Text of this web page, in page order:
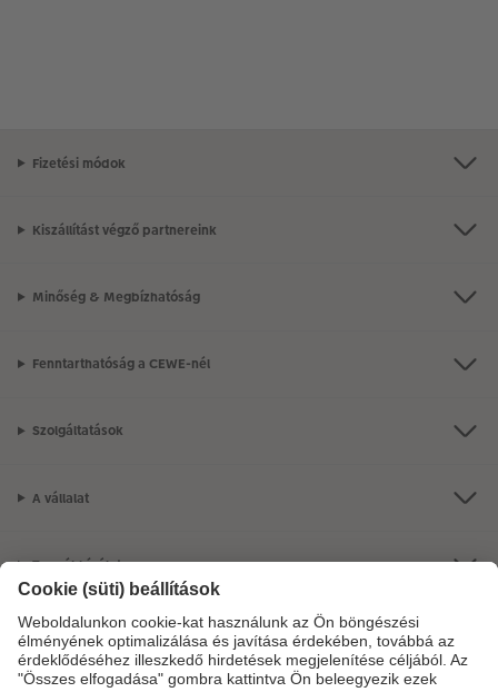
Fizetési módok
Kiszállítást végző partnereink
Minőség & Megbízhatóság
Fenntarthatóság a CEWE-nél
Szolgáltatások
A vállalat
Termékkínálat
CEWE Fotóvilág